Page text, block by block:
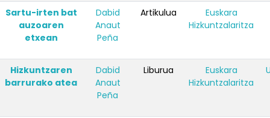
Sartu-irten bat
auzoaren
etxean
Dabid
Anaut
Peña
Artikulua
Euskara
Hizkuntzalaritza
Hizkuntzaren
barrurako atea
Dabid
Anaut
Peña
Liburua
Euskara
Hizkuntzalaritza